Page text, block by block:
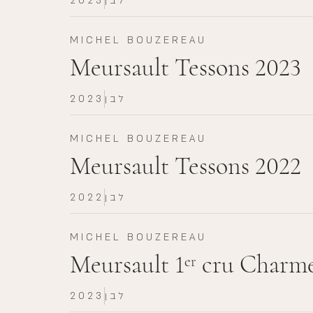
MICHEL BOUZEREAU
Meursault Tessons 2023
2023 לבן
MICHEL BOUZEREAU
Meursault Tessons 2022
2022 לבן
MICHEL BOUZEREAU
Meursault 1er cru
2023 לבן